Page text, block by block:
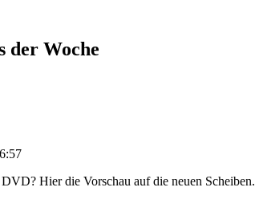
der Woche
Hier die Vorschau auf die neuen Scheiben.